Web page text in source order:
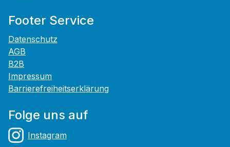
Footer Service
Datenschutz
AGB
B2B
Impressum
Barrierefreiheitserklärung
Folge uns auf
Instagram